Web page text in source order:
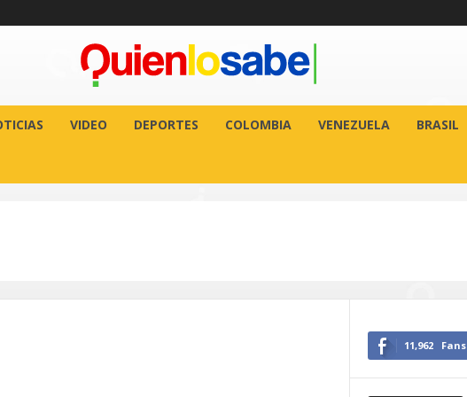
VIDEO DEPORTES COLOMBIA VENEZUELA BRASIL
11,962 Fans